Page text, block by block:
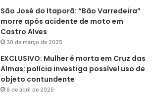
São José do Itaporã: “Bão Varredeira”
morre após acidente de moto em
Castro Alves
30 de março de 2025
EXCLUSIVO: Mulher é morta em Cruz das
Almas; polícia investiga possível uso de
objeto contundente
8 de abril de 2025